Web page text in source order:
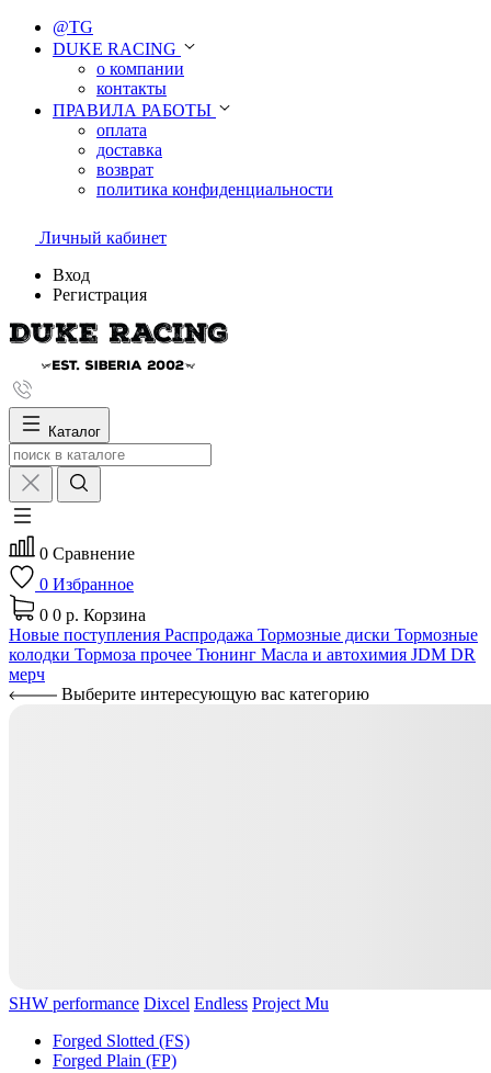
@TG
DUKE RACING
о компании
контакты
ПРАВИЛА РАБОТЫ
оплата
доставка
возврат
политика конфиденциальности
Личный кабинет
Вход
Регистрация
Каталог
0 Сравнение
0 Избранное
0 0 р. Корзина
Новые поступления Распродажа Тормозные диски Тормозные
колодки Тормоза прочее Тюнинг Масла и автохимия JDM DR
мерч
Выберите интересующую вас категорию
SHW performance Dixcel Endless Project Mu
Forged Slotted (FS)
Forged Plain (FP)